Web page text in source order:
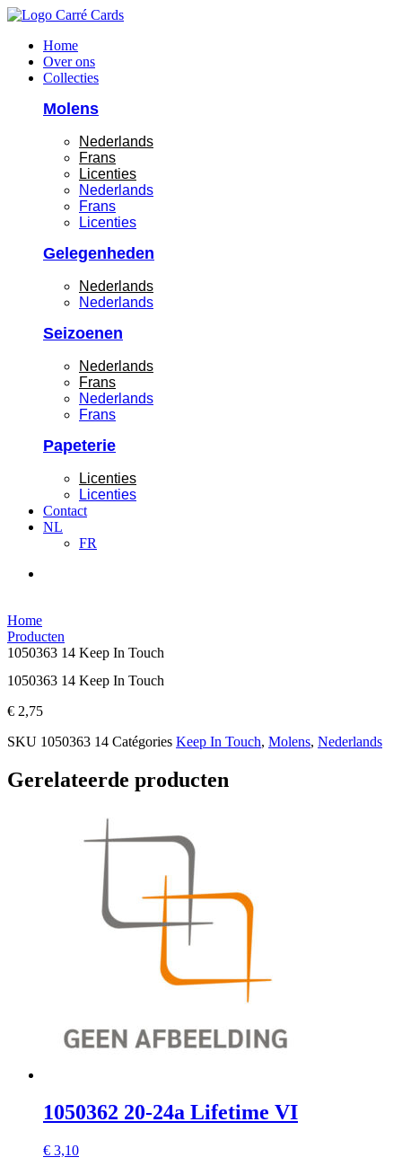
Ga
inhoud
Home
Over ons
Collecties
Molens
Nederlands
Frans
Licenties
Nederlands
Frans
Licenties
Gelegenheden
Nederlands
Nederlands
Seizoenen
Nederlands
Frans
Nederlands
Frans
Papeterie
Licenties
Licenties
Contact
NL
FR
Home
Producten
1050363 14 Keep In Touch
1050363 14 Keep In Touch
€ 2,75
SKU 1050363 14 Catégories Keep In Touch, Molens, Nederlands
Gerelateerde producten
1050362 20-24a Lifetime VI
€ 3,10